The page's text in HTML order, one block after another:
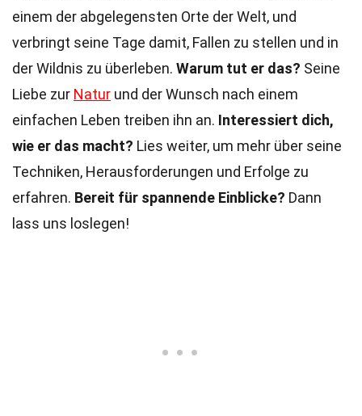
einem der abgelegensten Orte der Welt, und
verbringt seine Tage damit, Fallen zu stellen und in
der Wildnis zu überleben. Warum tut er das? Seine
Liebe zur Natur und der Wunsch nach einem
einfachen Leben treiben ihn an. Interessiert dich,
wie er das macht? Lies weiter, um mehr über seine
Techniken, Herausforderungen und Erfolge zu
erfahren. Bereit für spannende Einblicke? Dann
lass uns loslegen!